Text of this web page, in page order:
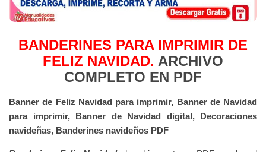
BANDERINES PARA IMPRIMIR DE
FELIZ NAVIDAD. ARCHIVO
COMPLETO EN PDF
Banner de Feliz Navidad para imprimir, Banner de Navidad
para imprimir, Banner de Navidad digital, Decoraciones
navideñas, Banderines navideños PDF